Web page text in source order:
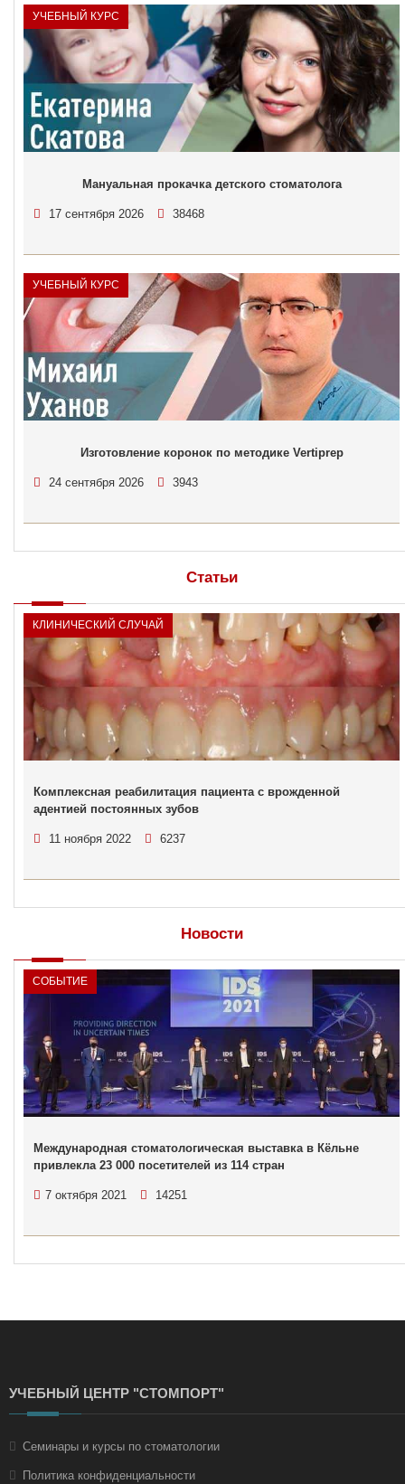
УЧЕБНЫЙ КУРС
Мануальная прокачка детского стоматолога
17 сентября 2026 38468
УЧЕБНЫЙ КУРС
Изготовление коронок по методике Vertiprep
24 сентября 2026 3943
Статьи
КЛИНИЧЕСКИЙ СЛУЧАЙ
Комплексная реабилитация пациента с врожденной
адентией постоянных зубов
11 ноября 2022 6237
Новости
СОБЫТИЕ
Международная стоматологическая выставка в Кёльне
привлекла 23 000 посетителей из 114 стран
7 октября 2021 14251
УЧЕБНЫЙ ЦЕНТР "СТОМПОРТ"
Семинары и курсы по стоматологии
Политика конфиденциальности